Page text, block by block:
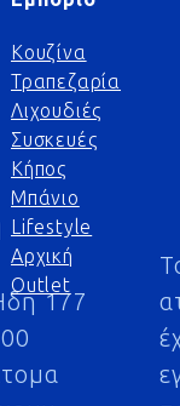
177
Κουζίνα
Τραπεζαρία
Λιχουδιές
Συσκευές
Κήπος
Μπάνιο
Lifestyle
Αρχική
Outlet